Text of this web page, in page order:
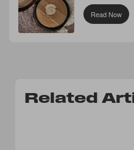
Read Now
Related